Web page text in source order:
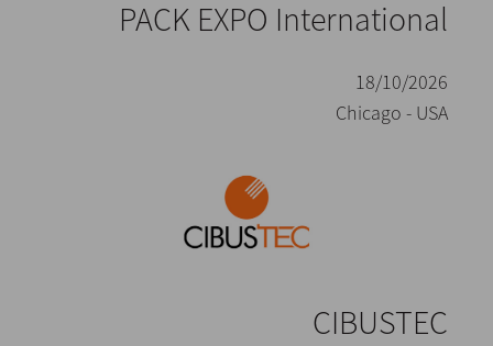
PACK EXPO International
18/10/2026
Chicago - USA
CIBUSTEC